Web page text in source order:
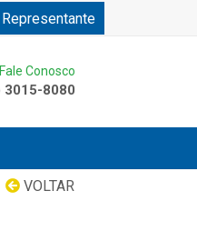
Fale Conosco
3015-8080
VOLTAR